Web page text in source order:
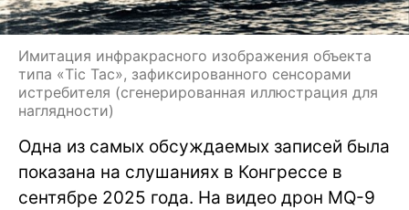
Имитация инфракрасного изображения объекта
типа «Tic Tac», зафиксированного сенсорами
истребителя (сгенерированная иллюстрация для
наглядности)
Одна из самых обсуждаемых записей была
показана на слушаниях в Конгрессе в
сентябре 2025 года. На видео дрон MQ-9